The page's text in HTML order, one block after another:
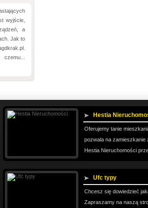
wyjście,
a
Jak to
Hestia
Oferujemy tanie
pozwala na zamieszkanie
Hestia Nieruchomości
Ufc typy
Chcesz się dowiedzieć
Zapraszamy na naszą